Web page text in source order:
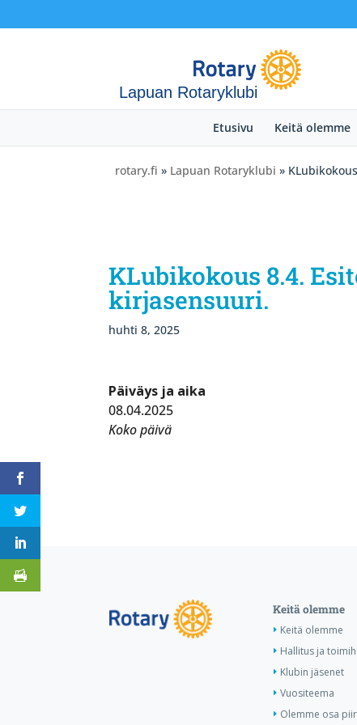
Lapuan Rotaryklubi
Etusivu Keitä olemme
rotary.fi » Lapuan Rotaryklubi »
KLubikokous 8.4.
kirjasensuuri.
huhti 8, 2025
Päiväys ja aika
08.04.2025
Koko päivä
Keitä olemme
Keitä olemme
Hallitus ja
Klubin jäsenet
Vuositeema
Olemme osa